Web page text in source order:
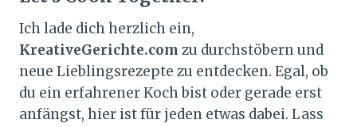
Ich lade dich herzlich ein,
KreativeGerichte.com zu durchstöbern und
neue Lieblingsrezepte zu entdecken. Egal, ob
du ein erfahrener Koch bist oder gerade erst
anfängst, hier ist für jeden etwas dabei. Lass